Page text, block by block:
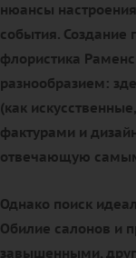
нюансы
события. Создание
флористика
разнообразием:
(как
фактурами и
отвечающую
Однако поиск
Обилие салонов и
завышенными,